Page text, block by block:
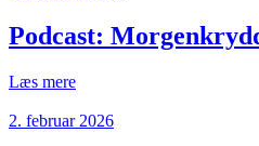
Podcast:
Læs mere
2. februar 2026